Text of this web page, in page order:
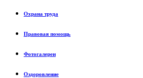
Охрана труда
Правовая помощь
Фотогалереи
Оздоровление